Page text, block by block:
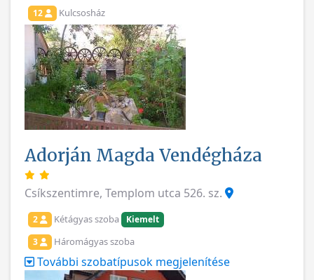
12 Kulcsosház
Adorján Magda Vendégháza
Csíkszentimre, Templom utca 526. sz.
2 Kétágyas szoba
Kiemelt
3
Háromágyas szoba
További szobatípusok megjelenítése